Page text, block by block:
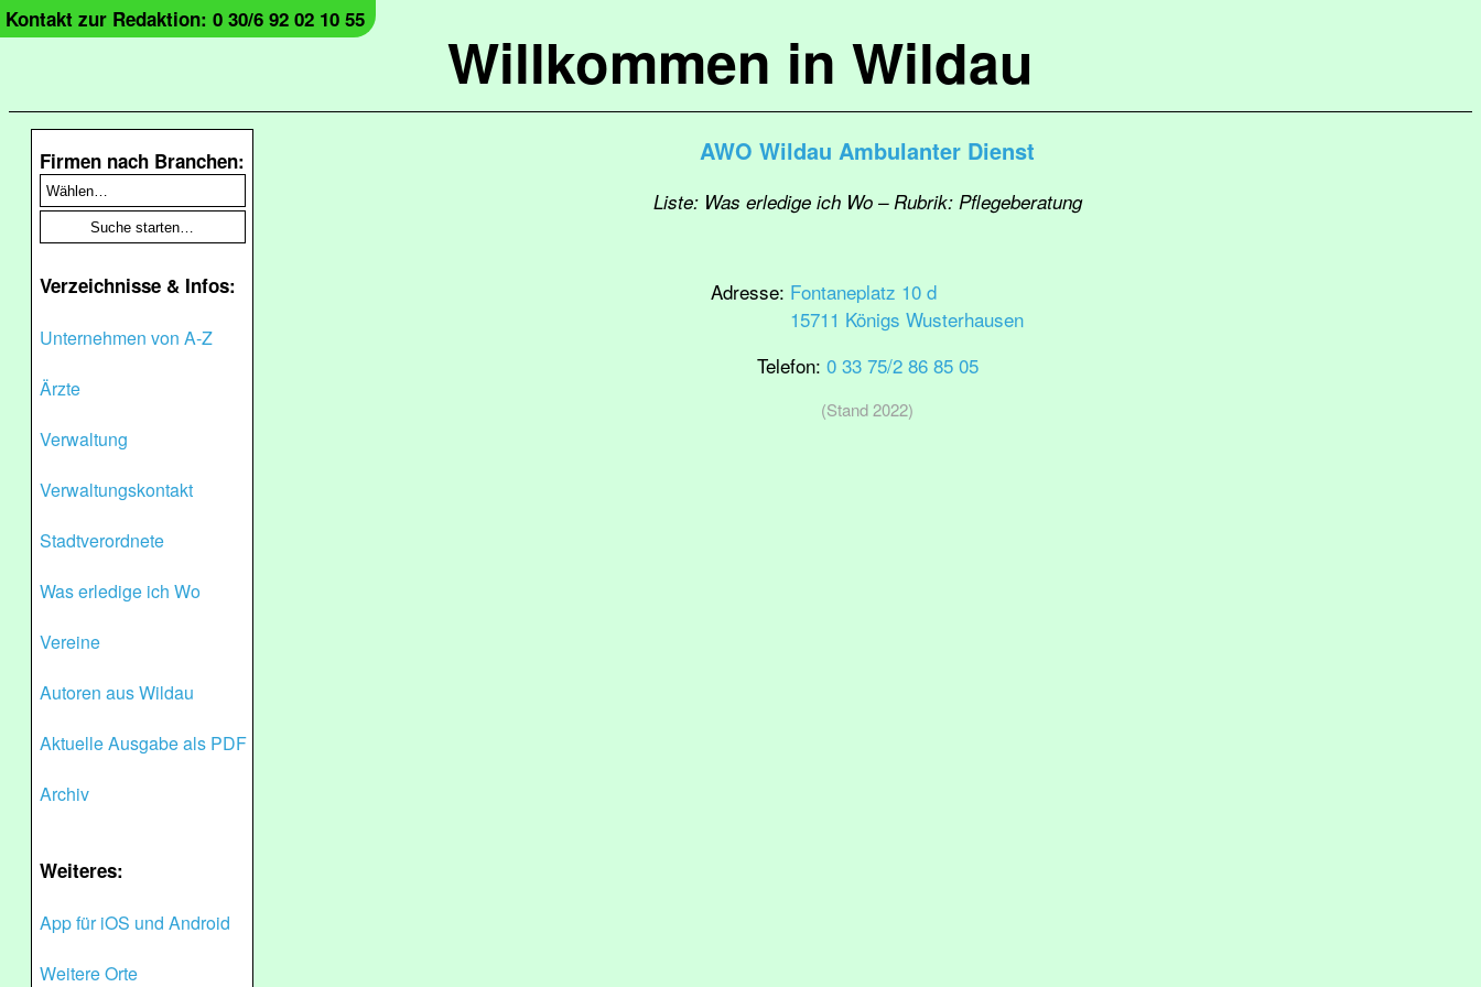
Willkommen in Wildau
Kontakt zur Redaktion: 0 30/6 92 02 10 55
Firmen nach Branchen:
Verzeichnisse & Infos:
Unternehmen von A-Z
Ärzte
Verwaltung
Verwaltungskontakt
Stadtverordnete
Was erledige ich Wo
Vereine
Autoren aus Wildau
Aktuelle Ausgabe als PDF
Archiv
Weiteres:
App für iOS und Android
Weitere Orte
AWO Wildau Ambulanter Dienst
Liste: Was erledige ich Wo – Rubrik: Pflegeberatung
Adresse: Fontaneplatz 10 d
15711 Königs Wusterhausen
Telefon: 0 33 75/2 86 85 05
(Stand 2022)